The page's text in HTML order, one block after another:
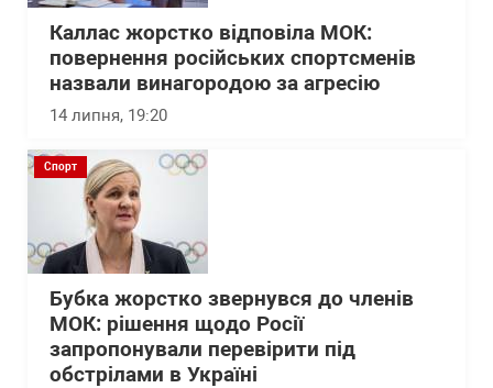
Каллас жорстко відповіла МОК:
повернення російських спортсменів
назвали винагородою за агресію
14 липня, 19:20
Спорт
Бубка жорстко звернувся до членів
МОК: рішення щодо Росії
запропонували перевірити під
обстрілами в Україні